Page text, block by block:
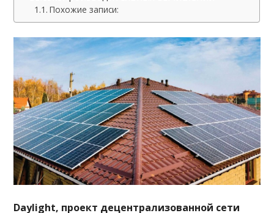
Похожие записи:
Daylight, проект децентрализованной сети